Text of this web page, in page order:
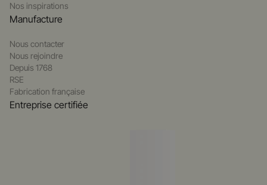
Nos inspirations
Manufacture
Nous contacter
Nous rejoindre
Depuis 1768
RSE
Fabrication française
Entreprise certifiée